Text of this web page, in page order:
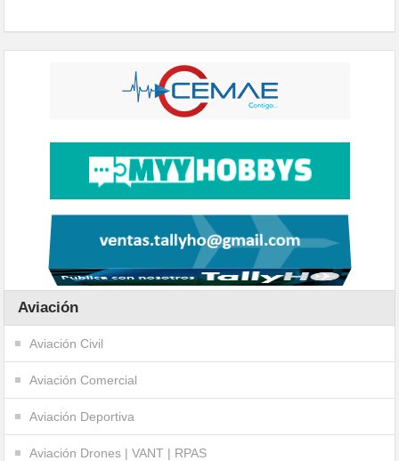
Aviación
Aviación Civil
Aviación Comercial
Aviación Deportiva
Aviación Drones | VANT | RPAS